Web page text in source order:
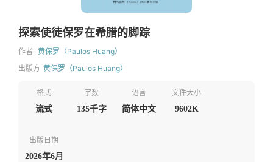
探索使徒保罗在希腊的脚踪
作者 黄保罗（Paulos Huang）
出版方 黄保罗（Paulos Huang）
格式
流式
字数
135千字
语言
简体中文
文件大小
9602K
出版日期
2026年6月